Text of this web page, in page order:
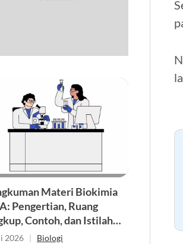
Materi Biokimia
Pengertian, Ruang
Contoh, dan Istilah
2026 | Biologi